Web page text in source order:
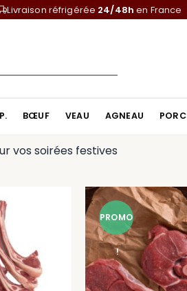
Livraison réfrigérée 24/48h en France
BŒUF VEAU AGNEAU PORC
vos soirées festives
PROMO
!